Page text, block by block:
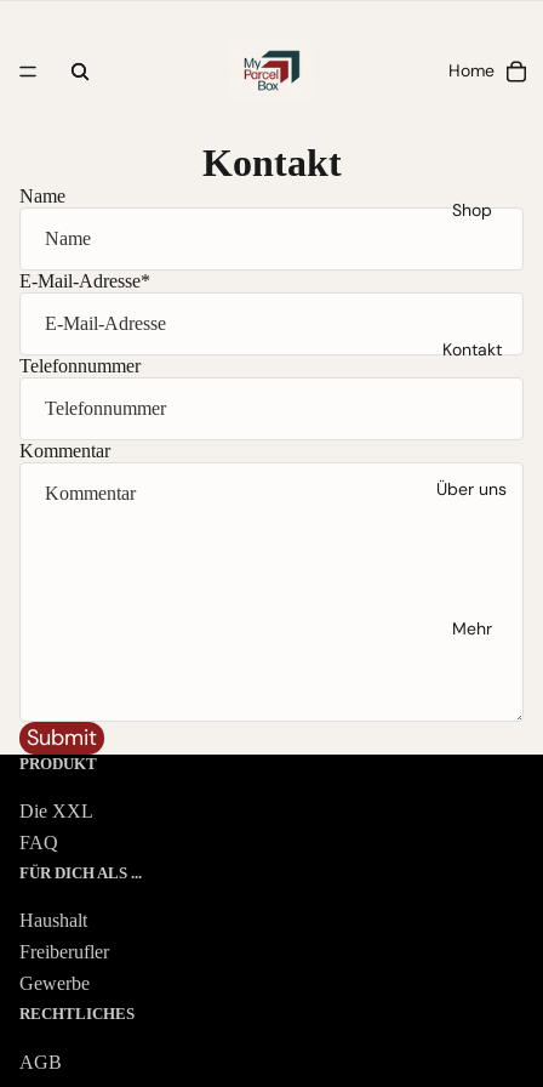
Home
Shop
Kontakt
Über uns
Mehr
Kontakt
Name
E-Mail-Adresse*
Telefonnummer
Kommentar
Submit
PRODUKT
Die XXL
FAQ
FÜR DICH ALS ...
Haushalt
Freiberufler
Gewerbe
RECHTLICHES
AGB